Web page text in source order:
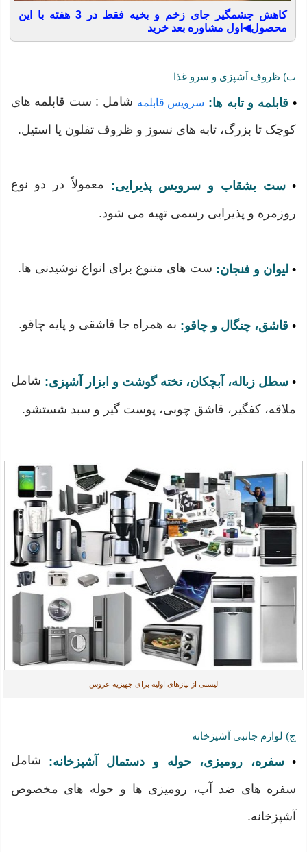
کاهش چشمگیر جای زخم و بخیه فقط در 3 هفته با این
محصول◀اول مشاوره بعد خرید
ب) ظروف آشپزی و سرو غذا
• قابلمه و تابه ها: سرویس قابلمه شامل : ست قابلمه های
کوچک تا بزرگ، تابه های نسوز و ظروف تفلون یا استیل.
•ست بشقاب و سرویس پذیرایی: معمولاً در دو نوع
روزمره و پذیرایی رسمی تهیه می شود.
• لیوان و فنجان: ست های متنوع برای انواع نوشیدنی ها.
• قاشق، چنگال و چاقو: به همراه جا قاشقی و پایه چاقو.
• سطل زباله، آبچکان، تخته گوشت و ابزار آشپزی: شامل
ملاقه، کفگیر، قاشق چوبی، پوست گیر و سبد شستشو.
لیستی از نیازهای اولیه برای جهیزیه عروس
ج) لوازم جانبی آشپزخانه
•سفره، رومیزی، حوله و دستمال آشپزخانه: شامل
سفره های ضد آب، رومیزی ها و حوله های مخصوص
آشپزخانه.